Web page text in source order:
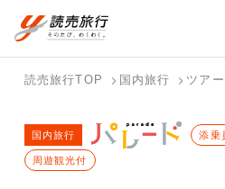
国内旅行トップ
バスツアー
を探す
個人旅行
（ブーケ
海外旅行トップ
海外特集か
ら探す
テーマから
探す
読売旅行TOP 国内旅行 ツアー
国内旅行 添乗
周遊観光付